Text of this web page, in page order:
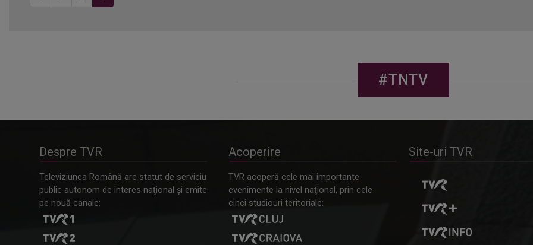
#TNTV
Despre TVR
Televiziunea Română are statut de serviciu
public autonom de interes naţional şi emite
pe nouă canale:
Acoperire
TVR acoperă cele mai importante
evenimente la nivel naţional, prin cele
cinci studiouri teritoriale:
Site-uri TVR